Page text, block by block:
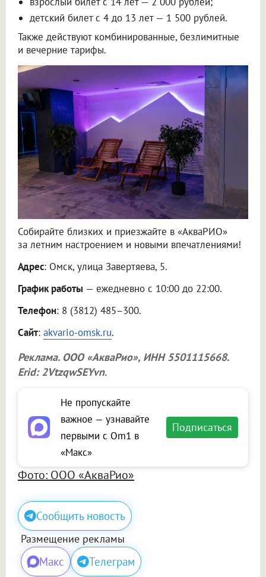
детский билет с 4 до 13 лет — 1 500 рублей.
Также действуют комбинированные, безлимитные
и вечерние тарифы.
Собирайте близких и приезжайте в «АкваРИО»
за летним настроением и новыми впечатлениями!
Адрес: Омск, улица Завертяева, 5.
График работы — ежедневно с 10:00 до 22:00.
Телефон: 8 (3812) 485–300.
Сайт: akvario-omsk.ru.
Реклама. ООО «АкваРио», ИНН 5501115668.
Erid: 2VtzqwSEYvn.
Не пропускайте
важное — узнавайте
первыми с Om1 в
«Макс»
Подписаться
Фото: ООО «АкваРио»
Сообщить новость
Размещение рекламы
Макс Телеграм